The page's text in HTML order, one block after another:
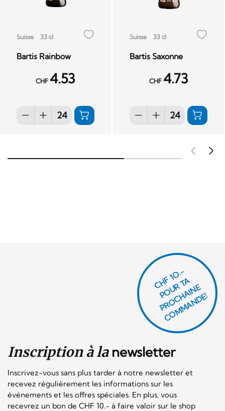
Suisse 33 cl
Bartis Rainbow
CHF 4.53
Suisse 33 cl
Bartis Saxonne
CHF 4.73
Inscription à lanewsletter
Inscrivez-vous sans plus tarder à notre newsletter et
recevez régulièrement les informations sur les
événements et les offres spéciales. En plus, vous
recevrez un bon de CHF 10.- à faire valoir sur le shop
CHF 1O.-
P
O
U
R
T
A
P
R
O
C
H
AI
N
E
C
O
M
M
A
N
D
E!